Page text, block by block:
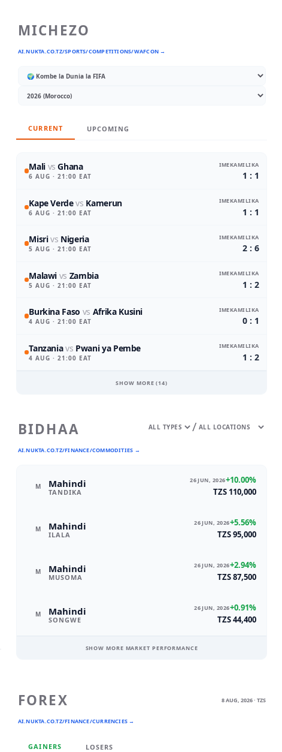
MICHEZO
AI.NUKTA.CO.TZ/SPORTS/COMPETITIONS/WAFCON →
CURRENT UPCOMING
Mali vsGhana
6 AUG · 21:00 EAT
IMEKAMILIKA
1 : 1
Kape Verdevs Kamerun
6 AUG · 21:00 EAT
IMEKAMILIKA
1 : 1
Misrivs Nigeria
5 AUG · 21:00 EAT
IMEKAMILIKA
2 : 6
Malawi vs Zambia
5 AUG · 21:00 EAT
IMEKAMILIKA
1 : 2
Burkina Faso vs Afrika Kusini
4 AUG · 21:00 EAT
IMEKAMILIKA
0 : 1
Tanzaniavs Pwani ya Pembe
4 AUG · 21:00 EAT
IMEKAMILIKA
1 : 2
SHOW MORE (14)
BIDHAA
AI.NUKTA.CO.TZ/FINANCE/COMMODITIES →
/
M Mahindi
TANDIKA
26 JUN, 2026+10.00%
TZS 110,000
M Mahindi
ILALA
26 JUN, 2026+5.56%
TZS 95,000
M Mahindi
MUSOMA
26 JUN, 2026+2.94%
TZS 87,500
M Mahindi
SONGWE
26 JUN, 2026+0.91%
TZS 44,400
SHOW MORE MARKET PERFORMANCE
FOREX
AI.NUKTA.CO.TZ/FINANCE/CURRENCIES →
8 AUG, 2026 · TZS
GAINERS LOSERS